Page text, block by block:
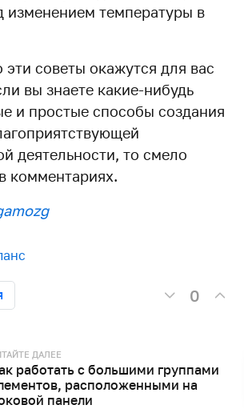
изменением температуры в
эти советы окажутся для вас
вы знаете какие-нибудь
и простые способы создания
деятельности, то смело
комментариях.
0
ДАЛЕЕ
работать с большими группами
расположенными на
панели